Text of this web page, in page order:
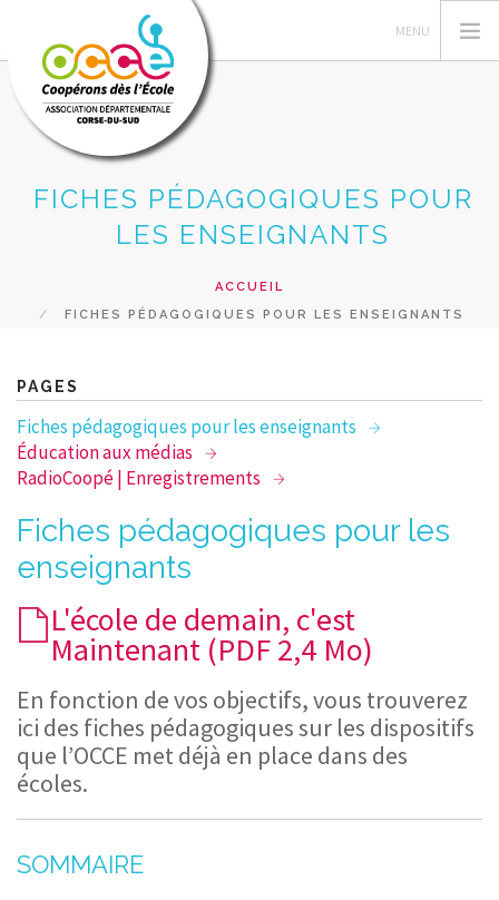
L'OCCE
ACTIONS PEDAGOGIQUES
RESSOURCES PEDAGOGIQUES
RECHERCHER
CONTACT
FICHES PÉDAGOGIQUES POUR
LES ENSEIGNANTS
ACCUEIL
FICHES PÉDAGOGIQUES POUR LES ENSEIGNANTS
PAGES
Fiches pédagogiques pour les enseignants
Éducation aux médias
RadioCoopé | Enregistrements
Fiches pédagogiques pour les
enseignants
L'école de demain, c'est
Maintenant (PDF 2,4 Mo)
En fonction de vos objectifs, vous trouverez
ici des fiches pédagogiques sur les dispositifs
que l’OCCE met déjà en place dans des
écoles.
SOMMAIRE